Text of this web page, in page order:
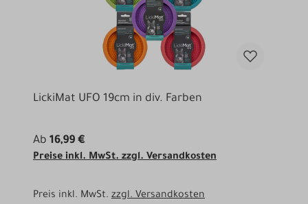
LickiMat UFO 19cm in div. Farben
Ab 16,99 €
Preise inkl. MwSt. zzgl. Versandkosten
Preis inkl. MwSt. zzgl. Versandkosten